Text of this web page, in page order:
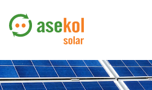
O NÁS